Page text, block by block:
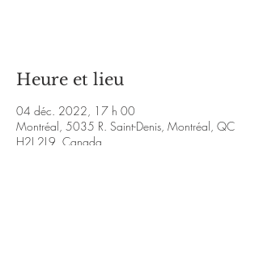
Heure et lieu
04 déc. 2022, 17 h 00
Montréal, 5035 R. Saint-Denis, Montréal, QC
H2J 2L9, Canada